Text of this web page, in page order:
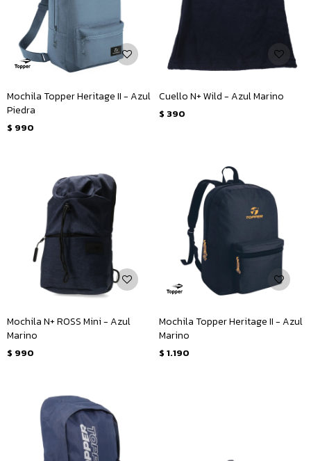
Mochila Topper Heritage II - Azul
Piedra
$ 990
Cuello N+ Wild - Azul Marino
$ 390
Mochila N+ ROSS Mini - Azul
Marino
$ 990
Mochila Topper Heritage II - Azul
Marino
$ 1.190